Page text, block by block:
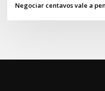
Negociar centavos vale a